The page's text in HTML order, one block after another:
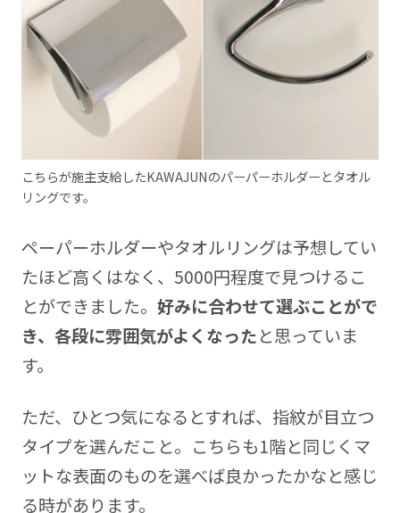
こちらが施主支給したKAWAJUNのパーパーホルダーとタオル
リングです。
ペーパーホルダーやタオルリングは予想してい
たほど高くはなく、5000円程度で見つけるこ
とができました。 好みに合わせて選ぶことがで
き、各段に雰囲気がよくなったと思っていま
す。
ただ、ひとつ気になるとすれば、指紋が目立つ
タイプを選んだこと。こちらも1階と同じくマ
ットな表面のものを選べば良かったかなと感じ
る時があります。